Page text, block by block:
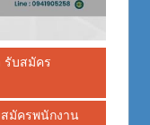
รับสมัคร
มัครพนักงาน